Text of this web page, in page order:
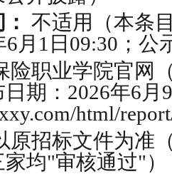
不适用（本条
6月1日09:30；公
险职业学院官网
期：2026年6月
html/
原招标文件为准
均"审核通过"）